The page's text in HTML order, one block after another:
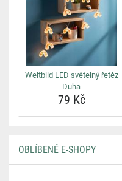
Weltbild LED světelný řetěz
Duha
79 Kč
OBLÍBENÉ E-SHOPY